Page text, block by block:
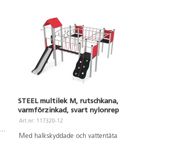
STEEL multilek M, rutschkana,
varmförzinkad, svart nylonrep
Art.nr: 117320-12
Med halkskyddade och vattentäta